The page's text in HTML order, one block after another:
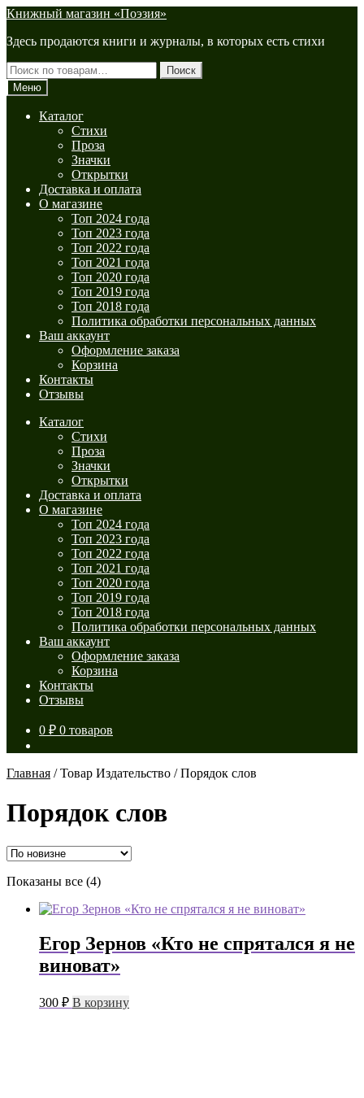
Перейти
навигации
Перейти
содержимому
Книжный магазин «Поэзия»
Здесь продаются книги и журналы, в которых есть стихи
Искать:
Поиск
Меню
Каталог
Стихи
Проза
Значки
Открытки
Доставка и оплата
О магазине
Топ 2024 года
Топ 2023 года
Топ 2022 года
Топ 2021 года
Топ 2020 года
Топ 2019 года
Топ 2018 года
Политика обработки персональных данных
Ваш аккаунт
Оформление заказа
Корзина
Контакты
Отзывы
Каталог
Стихи
Проза
Значки
Открытки
Доставка и оплата
О магазине
Топ 2024 года
Топ 2023 года
Топ 2022 года
Топ 2021 года
Топ 2020 года
Топ 2019 года
Топ 2018 года
Политика обработки персональных данных
Ваш аккаунт
Оформление заказа
Корзина
Контакты
Отзывы
0 ₽ 0 товаров
Главная /Товар Издательство /Порядок слов
Порядок слов
Показаны все (4)Сортировка:
недавние
Егор Зернов «Кто не спрятался я не
виноват»
300 ₽ В корзину